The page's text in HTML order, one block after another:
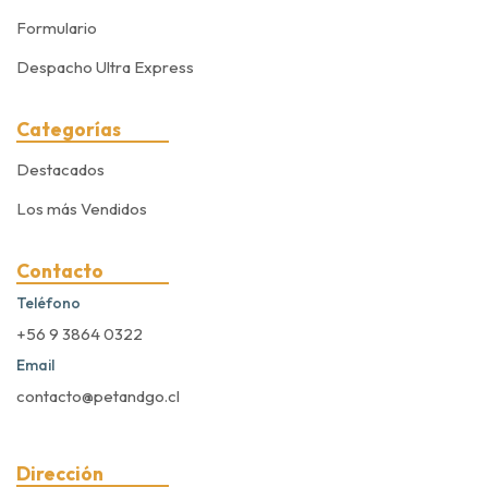
Formulario
Despacho Ultra Express
Categorías
Destacados
Los más Vendidos
Contacto
Teléfono
+56 9 3864 0322
Email
contacto@petandgo.cl
Dirección